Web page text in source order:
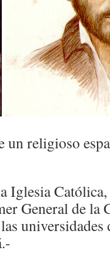
un religioso
Iglesia
General de la
universidades